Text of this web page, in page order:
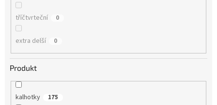
tříčtvrteční 0
extra delší 0
Produkt
kalhotky 175